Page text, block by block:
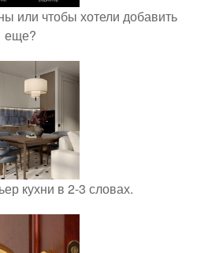
или чтобы хотели добавить
еще?
кухни в 2-3 словах.